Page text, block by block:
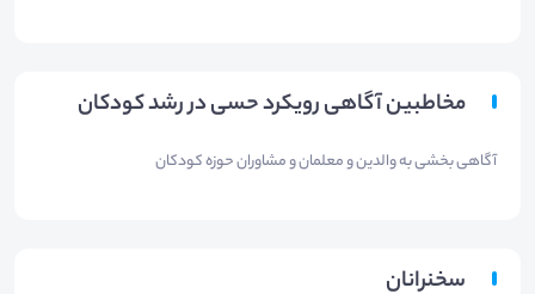
مخاطبین آگاهی رویکرد حسی در رشد کودکان
آگاهی بخشی به والدین و معلمان و مشاوران حوزه کودکان
سخنرانان